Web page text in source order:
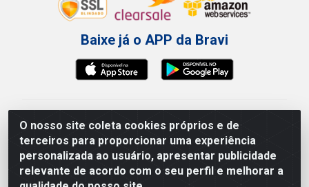
O nosso site coleta cookies próprios e de
terceiros para proporcionar uma experiência
personalizada ao usuário, apresentar publicidade
relevante de acordo com o seu perfil e melhorar a
Baixe já o APP da Bravi
Bravi Consumíveis de Higiene e Descartáveis EIRELI -
CNPJ 19.457.137/0001-06
Av. Sul Gov. Cid Sampaio, 3125 - Galpão 000A -
Imbiribeira - Recife/PE - CEP 51.150-010